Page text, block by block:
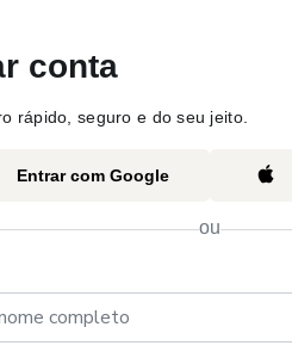
conta
rápido, seguro e do seu jeito.
Entrar com Google
ou